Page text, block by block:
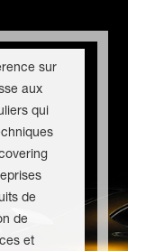
sur
aux
qui
de
de
et